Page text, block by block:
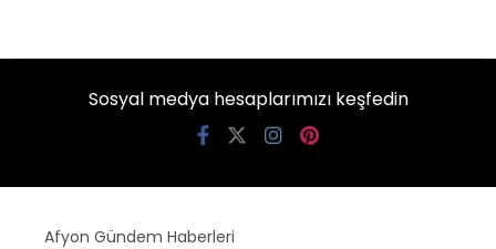
Sosyal medya hesaplarımızı keşfedin
Afyon Gündem Haberleri